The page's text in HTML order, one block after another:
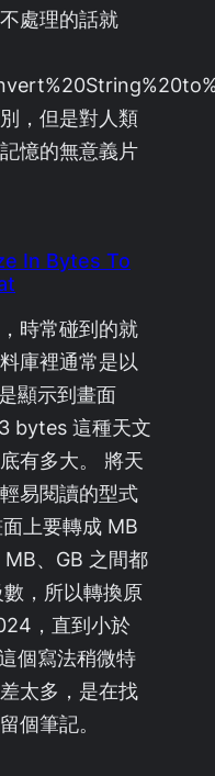
處理的話就
，但是對人類
憶的無意義片
In Bytes To
時常碰到的就
庫裡通常是以
顯示到畫面
bytes 這種天文
有多大。 將天
易閱讀的型式
上要轉成 MB
、GB 之間都
，所以轉換原
，直到小於
個寫法稍微特
太多，是在找
個筆記。